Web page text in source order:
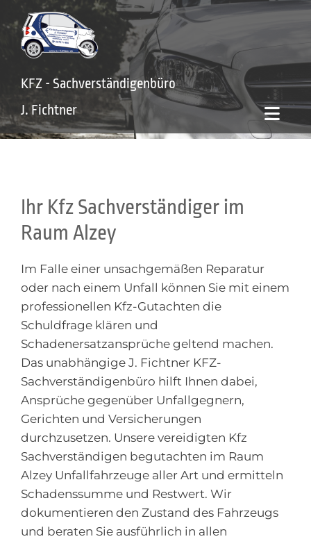
Zum Inhalt springen
KFZ - Sachverständigenbüro
J. Fichtner
Ihr Kfz Sachverständiger im
Raum Alzey
Im Falle einer unsachgemäßen Reparatur
oder nach einem Unfall können Sie mit einem
professionellen Kfz-Gutachten die
Schuldfrage klären und
Schadenersatzansprüche geltend machen.
Das unabhängige J. Fichtner KFZ-
Sachverständigenbüro hilft Ihnen dabei,
Ansprüche gegenüber Unfallgegnern,
Gerichten und Versicherungen
durchzusetzen. Unsere vereidigten Kfz
Sachverständigen begutachten im Raum
Alzey Unfallfahrzeuge aller Art und ermitteln
Schadenssumme und Restwert. Wir
dokumentieren den Zustand des Fahrzeugs
und beraten Sie ausführlich in allen